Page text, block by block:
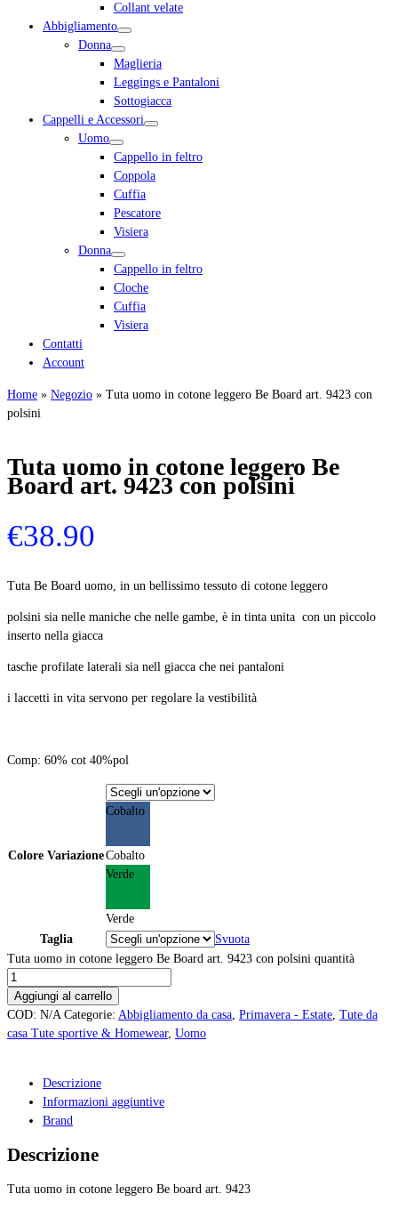
Collant velate
Abbigliamento
Donna
Maglieria
Leggings e Pantaloni
Sottogiacca
Cappelli e Accessori
Uomo
Cappello in feltro
Coppola
Cuffia
Pescatore
Visiera
Donna
Cappello in feltro
Cloche
Cuffia
Visiera
Contatti
Account
Home » Negozio » Tuta uomo in cotone leggero Be Board art. 9423 con
polsini
Tuta uomo in cotone leggero Be
Board art. 9423 con polsini
€38.90
Tuta Be Board uomo, in un bellissimo tessuto di cotone leggero
polsini sia nelle maniche che nelle gambe, è in tinta unita con un piccolo
inserto nella giacca
tasche profilate laterali sia nell giacca che nei pantaloni
i laccetti in vita servono per regolare la vestibilità
Comp: 60% cot 40%pol
Colore Variazione
Cobalto
Cobalto
Verde
Verde
Taglia
Svuota
Tuta uomo in cotone leggero Be Board art. 9423 con polsini quantità
Aggiungi al carrello
COD: N/A Categorie: Abbigliamento da casa, Primavera - Estate, Tute da
casa Tute sportive & Homewear, Uomo
Descrizione
Informazioni aggiuntive
Brand
Descrizione
Tuta uomo in cotone leggero Be board art. 9423